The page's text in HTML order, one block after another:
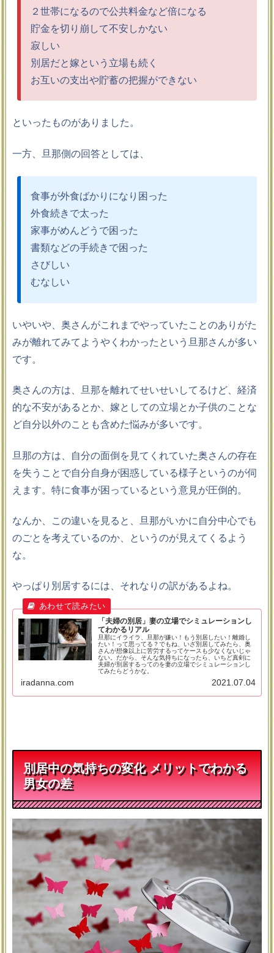
２世帯になるので公共料金など倍になる
貯金を切り崩して不安しかない
寂しい
別居だと嫁という立場も続く
お互いの支出や貯蓄の把握ができない
といったものがありました。
一方、旦那側の回答としては、
食事が外食ばかりになり困った
外食続きで太った
家事がめんどうで困った
書類などの手続きで困った
さびしい
むなしい
いやいや、奥さんがこれまでやっていたことのありがた
みが離れてみてようやくわかったという旦那さんが多い
です。
奥さんの方は、旦那を離れてせいせいしてるけど、経済
的な不安があるとか、嫁としての立場とか子供のことな
ど自分以外のことも含めた悩みが多いです。
旦那の方は、自分の面倒を見てくれていた奥さんの存在
を失うことで自分自身が困惑している様子というのが伺
えます。特に食事が困っているという意見が圧倒的。
なんか、この違いを見ると、旦那がいかに自分中心でも
のごとを考えているのか、というのが見えてくるよう
な。
やっぱり別居するには、それなりの訳があるよね。
「夫婦の別居」妻の立場でシミュレーションし
てわかるリアル
旦那にイライラ、旦那が嫌い！もう別居したい！離婚し
たい！って思ってる？でもね、いざ別居してみたら、奥
さんが想像以上に苦労するってケースも少なくないじゃ
ない。だから、そんな気持ちになったら、いちど真剣に
夫婦が別居するってのを妻の立場でシミュレーションし
てみたらどうかな。
iradanna.com 2021.07.04
別居中の気持ちの変化 メリットでわかる
男女の差